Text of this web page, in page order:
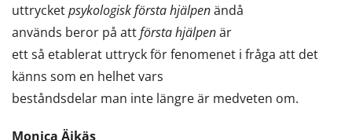
uttrycketpsykologisk första hjälpenändå
används beror på attförsta hjälpenär
ett så etablerat uttryck för fenomenet i fråga att det
känns som en helhet vars
beståndsdelar man inte längre är medveten om.
Monica Äikäs